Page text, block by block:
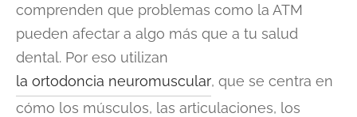
comprenden que problemas como la ATM
pueden afectar a algo más que a tu salud
dental. Por eso utilizan
la ortodoncia neuromuscular, que se centra en
cómo los músculos, las articulaciones, los